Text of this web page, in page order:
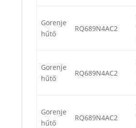
Gorenje
hűtő
RQ689N4AC2
Gorenje
hűtő
RQ689N4AC2
Gorenje
hűtő
RQ689N4AC2